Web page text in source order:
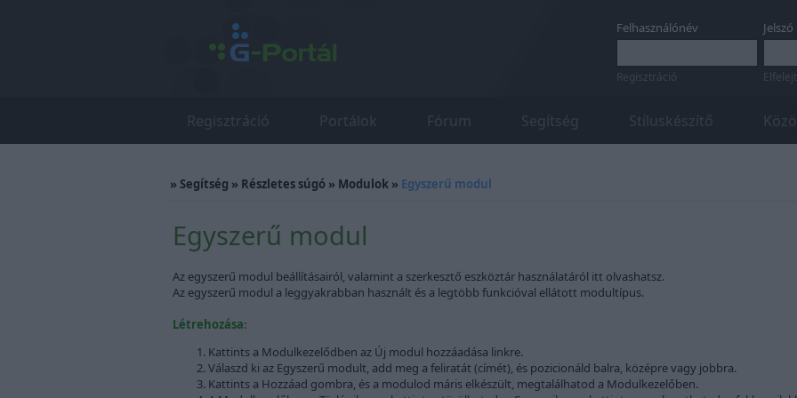
Felhasználónév
Regisztráció
Jelszó
Regisztráció Portálok Fórum Segítség Stíluskészítő
» Segítség » Részletes súgó» Modulok» Egyszerű modul
Egyszerű modul
Az egyszerű modul beállításairól, valamint a szerkesztő eszköztár használatáról itt olvashatsz.
Az egyszerű modul a leggyakrabban használt és a legtöbb funkcióval ellátott modultípus.
Létrehozása:
Kattints a Modulkezelődben az Új modul hozzáadása linkre.
Válaszd ki az Egyszerű modult, add meg a feliratát (címét), és pozicionáld balra, középre vagy jobbra.
Kattints a Hozzáad gombra, és a modulod máris elkészült, megtalálhatod a Modulkezelőben.